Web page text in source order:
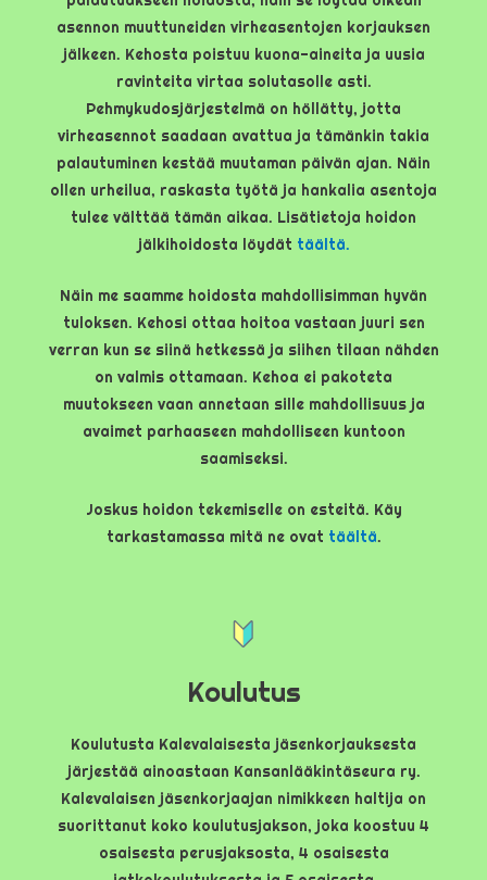
asennon muuttuneiden virheasentojen korjauksen
jälkeen. Kehosta poistuu kuona-aineita ja uusia
ravinteita virtaa solutasolle asti.
Pehmykudosjärjestelmä on höllätty, jotta
virheasennot saadaan avattua ja tämänkin takia
palautuminen kestää muutaman päivän ajan. Näin
ollen urheilua, raskasta työtä ja hankalia asentoja
tulee välttää tämän aikaa. Lisätietoja hoidon
jälkihoidosta löydät täältä.
Näin me saamme hoidosta mahdollisimman hyvän
tuloksen. Kehosi ottaa hoitoa vastaan juuri sen
verran kun se siinä hetkessä ja siihen tilaan nähden
on valmis ottamaan. Kehoa ei pakoteta
muutokseen vaan annetaan sille mahdollisuus ja
avaimet parhaaseen mahdolliseen kuntoon
saamiseksi.
Joskus hoidon tekemiselle on esteitä. Käy
tarkastamassa mitä ne ovat täältä.
Koulutus
Koulutusta Kalevalaisesta jäsenkorjauksesta
järjestää ainoastaan Kansanlääkintäseura ry.
Kalevalaisen jäsenkorjaajan nimikkeen haltija on
suorittanut koko koulutusjakson, joka koostuu 4
osaisesta perusjaksosta, 4 osaisesta